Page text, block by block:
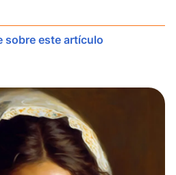
sobre este artículo